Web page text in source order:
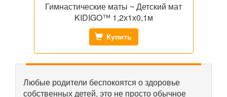
Гимнастические маты ~ Детский мат
KIDIGO™ 1,2х1х0,1м
Купить
Любые родители беспокоятся о здоровье
собственных детей, это не просто обычное